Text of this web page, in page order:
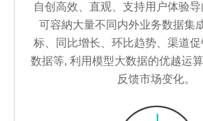
自创高效、直观、支持用户体验导
可容納大量不同内外业务数据集
标、同比增长、环比趋势、渠道
数据等, 利用模型大数据的优越运
反馈市场变化。